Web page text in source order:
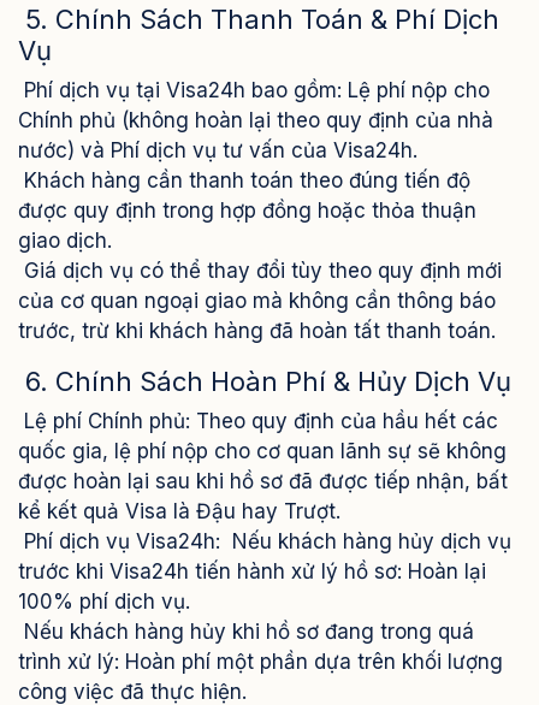
5. Chính Sách Thanh Toán & Phí Dịch
Vụ
Phí dịch vụ tại Visa24h bao gồm: Lệ phí nộp cho
Chính phủ (không hoàn lại theo quy định của nhà
nước) và Phí dịch vụ tư vấn của Visa24h.
Khách hàng cần thanh toán theo đúng tiến độ
được quy định trong hợp đồng hoặc thỏa thuận
giao dịch.
Giá dịch vụ có thể thay đổi tùy theo quy định mới
của cơ quan ngoại giao mà không cần thông báo
trước, trừ khi khách hàng đã hoàn tất thanh toán.
6. Chính Sách Hoàn Phí & Hủy Dịch Vụ
Lệ phí Chính phủ: Theo quy định của hầu hết các
quốc gia, lệ phí nộp cho cơ quan lãnh sự sẽ không
được hoàn lại sau khi hồ sơ đã được tiếp nhận, bất
kể kết quả Visa là Đậu hay Trượt.
Phí dịch vụ Visa24h: Nếu khách hàng hủy dịch vụ
trước khi Visa24h tiến hành xử lý hồ sơ: Hoàn lại
100% phí dịch vụ.
Nếu khách hàng hủy khi hồ sơ đang trong quá
trình xử lý: Hoàn phí một phần dựa trên khối lượng
công việc đã thực hiện.